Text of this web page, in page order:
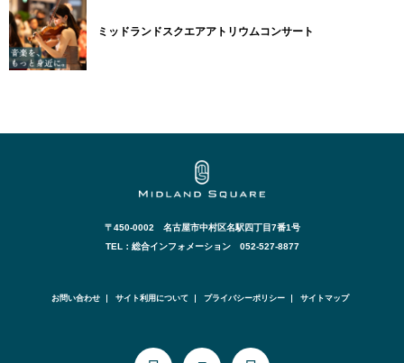
ミッドランドスクエアアトリウムコンサート
〒450-0002 名古屋市中村区名駅四丁目7番1号
TEL：総合インフォメーション 052-527-8877
お問い合わせ サイト利用について プライバシーポリシー サイトマップ